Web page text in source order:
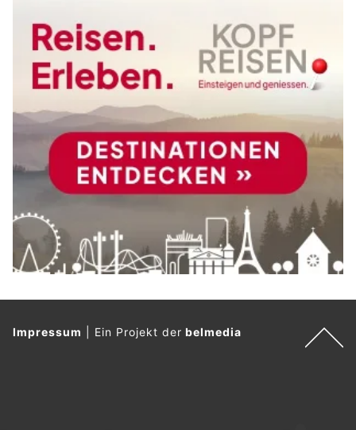
Impressum Ein Projekt derbelmedia